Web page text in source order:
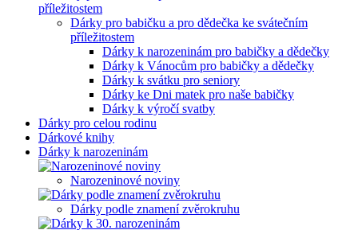
Dárky pro babičku a pro dědečka ke svátečním
příležitostem
Dárky k narozeninám pro babičky a dědečky
Dárky k Vánocům pro babičky a dědečky
Dárky k svátku pro seniory
Dárky ke Dni matek pro naše babičky
Dárky k výročí svatby
Dárky pro celou rodinu
Dárkové knihy
Dárky k narozeninám
Narozeninové noviny
Dárky podle znamení zvěrokruhu